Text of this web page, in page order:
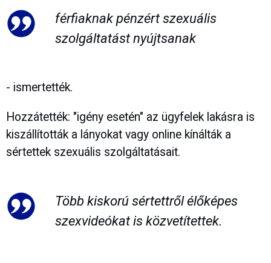
férfiaknak pénzért szexuális
szolgáltatást nyújtsanak
- ismertették.
Hozzátették: "igény esetén" az ügyfelek lakásra is
kiszállították a lányokat vagy online kínálták a
sértettek szexuális szolgáltatásait.
Több kiskorú sértettről élőképes
szexvideókat is közvetítettek.